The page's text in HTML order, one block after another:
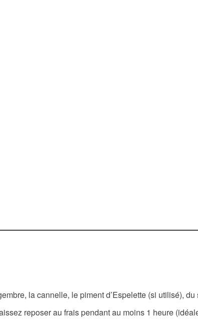
la cannelle, le piment d’Espelette (si utilisé), du
reposer au frais pendant au moins 1 heure